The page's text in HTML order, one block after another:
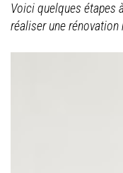
Voici quelques étapes
réaliser une